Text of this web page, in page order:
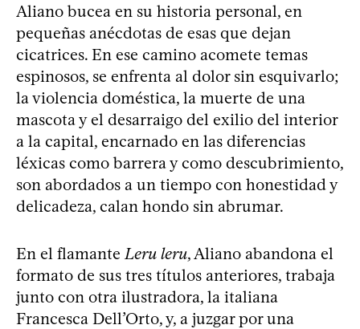
Aliano bucea en su historia personal, en
pequeñas anécdotas de esas que dejan
cicatrices. En ese camino acomete temas
espinosos, se enfrenta al dolor sin esquivarlo;
la violencia doméstica, la muerte de una
mascota y el desarraigo del exilio del interior
a la capital, encarnado en las diferencias
léxicas como barrera y como descubrimiento,
son abordados a un tiempo con honestidad y
delicadeza, calan hondo sin abrumar.
En el flamante Leru leru, Aliano abandona el
formato de sus tres títulos anteriores, trabaja
junto con otra ilustradora, la italiana
Francesca Dell’Orto, y, a juzgar por una